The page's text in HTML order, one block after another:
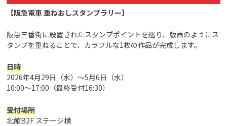
【阪急電車 重ねおしスタンプラリー】
阪急三番街に設置されたスタンプポイントを巡り、版画のようにス
タンプを重ねることで、カラフルな1枚の作品が完成します。
日時
2026年4月29日（水）～5月6日（水）
10:00～17:00（最終受付16:30）
受付場所
北館B2F ステージ横